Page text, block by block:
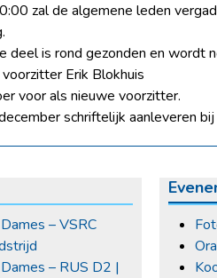
zal de algemene leden
deel is rond gezonden en wordt
Erik Blokhuis
voor als nieuwe voorzitter.
schriftelijk aanleveren
– VSRC
– RUS D2 |